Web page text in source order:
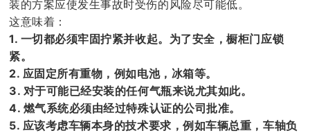
装的方案应使发生事故时受伤的风险尽可能低。
这意味着：
1. 一切都必须牢固拧紧并收起。为了安全，橱柜门应锁
紧。
2. 应固定所有重物，例如电池，冰箱等。
3. 对于可能已经安装的任何气瓶来说尤其如此。
4. 燃气系统必须由经过特殊认证的公司批准。
5. 应该考虑车辆本身的技术要求，例如车辆总重，车轴负